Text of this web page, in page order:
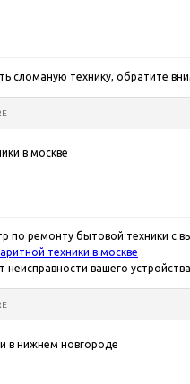
сломаную технику, обратите
в москве
по ремонту бытовой техники с
техники в москве
вашего
в нижнем новгороде